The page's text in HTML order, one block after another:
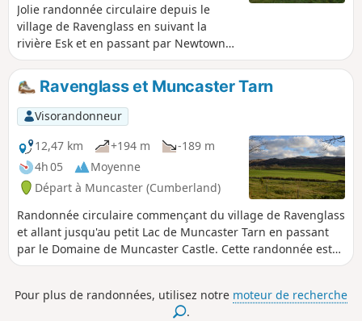
Jolie randonnée circulaire depuis le
village de Ravenglass en suivant la
rivière Esk et en passant par Newtown
knott et les anciens bains romain. Belle
vue sur la mer d'Irlande. Accessible aux
chiens. Soyez prudent, la randonnée
doit être faite à marée basse.
Ravenglass et Muncaster Tarn
Visorandonneur
12,47 km
+194 m
-189 m
4h 05
Moyenne
Départ à Muncaster (Cumberland)
Randonnée circulaire commençant du village de Ravenglass
et allant jusqu'au petit Lac de Muncaster Tarn en passant
par le Domaine de Muncaster Castle. Cette randonnée est
accessible aux chiens. Attention le début de la randonnée
Pour plus de randonnées, utilisez notre moteur de recherche
.